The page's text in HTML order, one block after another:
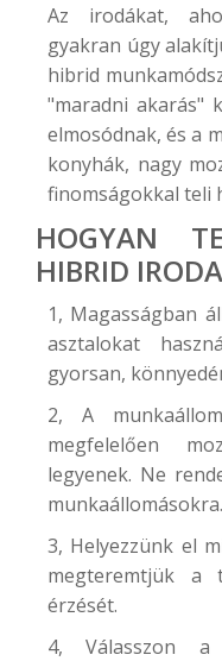
Az irodákat,
gyakran úgy
hibrid
"maradni akarás"
elmosódnak, és a
konyhák, nagy
finomságokkal teli
HOGYAN
HIBRID
1, Magasságban
asztalokat
gyorsan,
2, A
megfelelően
legyenek. Ne
munkaállomásokra.
3, Helyezzünk el
megteremtjük a
érzését.
4, Válasszon a